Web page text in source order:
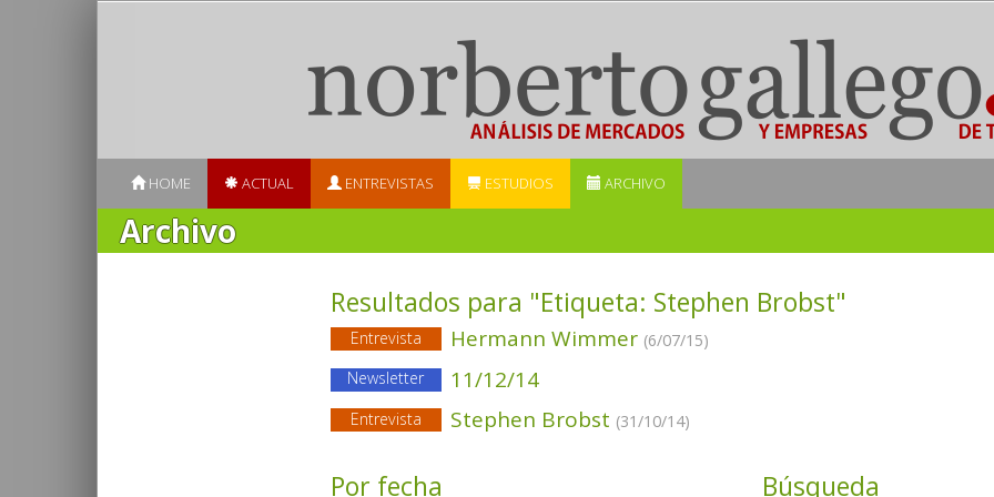
HOME ACTUAL ENTREVISTAS ESTUDIOS ARCHIVO
Archivo
Resultados para "Etiqueta: Stephen Brobst"
Entrevista Hermann Wimmer (6/07/15)
Newsletter
11/12/14
Entrevista Stephen Brobst (31/10/14)
Por fecha Búsqueda